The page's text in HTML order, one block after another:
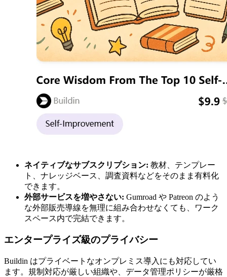
ネイティブなサブスクリプション: 教材、テンプレー
ト、ナレッジベース、調査資料などをそのまま有料化
できます。
外部サービスを増やさない: Gumroad や Patreon のよう
な外部販売導線を無理に組み合わせなくても、ワーク
スペース内で完結できます。
エンタープライズ級のプライバシー
Buildin はプライベートなオンプレミス導入にも対応してい
ます。規制対応が厳しい組織や、データ管理ポリシーが厳格